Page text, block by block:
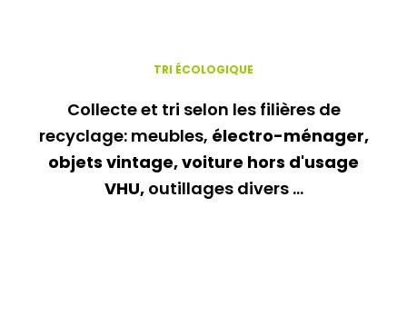
TRI ÉCOLOGIQUE
Collecte et tri selon les filières de
recyclage: meubles, électro-ménager,
objets vintage, voiture hors d'usage
VHU, outillages divers ...